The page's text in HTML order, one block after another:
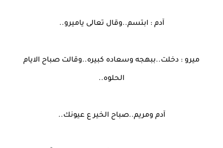
آدم : ابتسم..وقال تعالى ياميرو..
ميرو : دخلت..ببهجه وسعاده كبيره..وقالت صباح الايام
الحلوه..
آدم ومريم..صباح الخير ع عيونك..